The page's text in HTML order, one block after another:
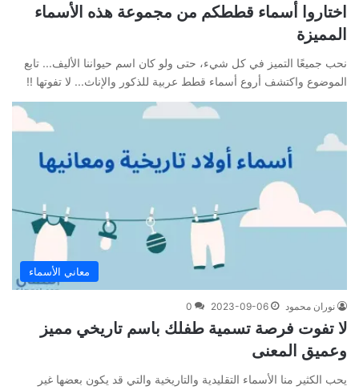
اختاروا أسماء قططكم من مجموعة هذه الأسماء
المميزة
نحب جميعًا التميز في كل شيء، حتى ولو كان اسم حيواننا الأليف... تابع
الموضوع واكتشف أروع أسماء قطط عربية للذكور والإناث... لا تفوتها !!
معاني الأسماء
نوران محمود 2023-09-06
0
لا تفوت فرصة تسمية طفلك باسم تاريخي مميز
وعميق المعنى
يحب الكثير منا الأسماء التقليدية والتاريخية والتي قد يكون بعضها غير